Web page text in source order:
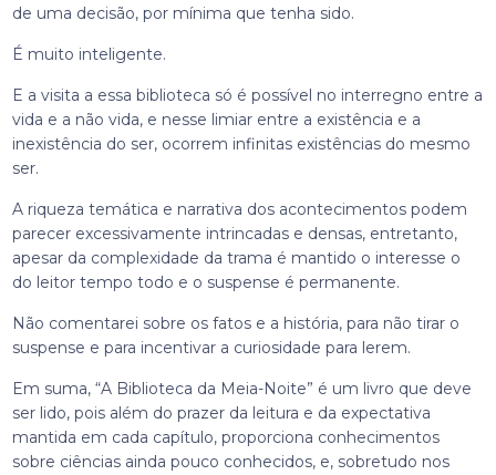
de uma decisão, por mínima que tenha sido.
É muito inteligente.
E a visita a essa biblioteca só é possível no interregno entre a
vida e a não vida, e nesse limiar entre a existência e a
inexistência do ser, ocorrem infinitas existências do mesmo
ser.
A riqueza temática e narrativa dos acontecimentos podem
parecer excessivamente intrincadas e densas, entretanto,
apesar da complexidade da trama é mantido o interesse o
do leitor tempo todo e o suspense é permanente.
Não comentarei sobre os fatos e a história, para não tirar o
suspense e para incentivar a curiosidade para lerem.
Em suma, “A Biblioteca da Meia-Noite” é um livro que deve
ser lido, pois além do prazer da leitura e da expectativa
mantida em cada capítulo, proporciona conhecimentos
sobre ciências ainda pouco conhecidos, e, sobretudo nos